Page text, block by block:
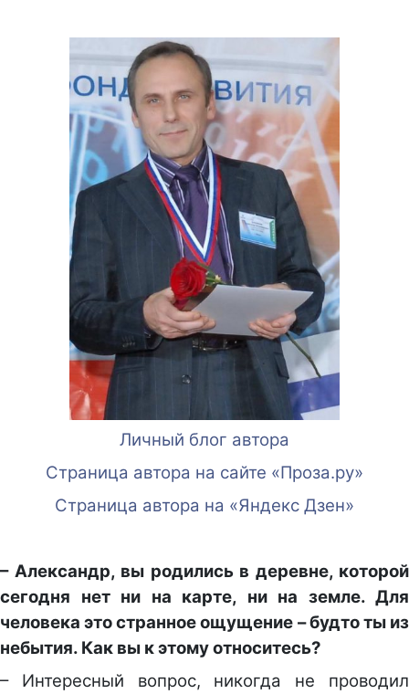
Личный блог автора
Страница автора на сайте «Проза.ру»
Страница автора на «Яндекс Дзен»
– Александр, вы родились в деревне, которой
сегодня нет ни на карте, ни на земле. Для
человека это странное ощущение – будто ты из
небытия. Как вы к этому относитесь?
– Интересный вопрос, никогда не проводил